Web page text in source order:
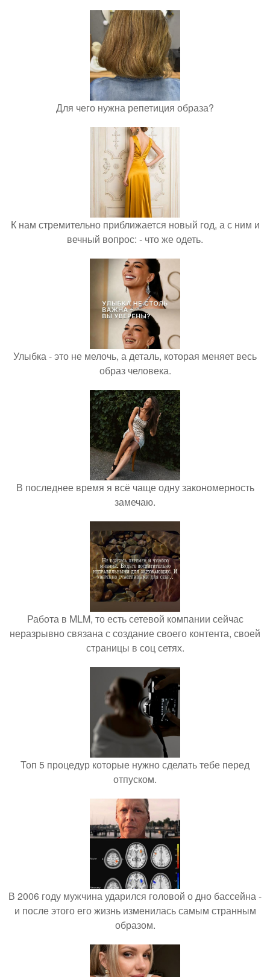
Для чего нужна репетиция образа?
К нам стремительно приближается новый год, а с ним и
вечный вопрос: - что же одеть.
Улыбка - это не мелочь, а деталь, которая меняет весь
образ человека.
В последнее время я всё чаще одну закономерность
замечаю.
Работа в MLM, то есть сетевой компании сейчас
неразрывно связана с создание своего контента, своей
страницы в соц сетях.
Топ 5 процедур которые нужно сделать тебе перед
отпуском.
В 2006 году мужчина ударился головой о дно бассейна -
и после этого его жизнь изменилась самым странным
образом.